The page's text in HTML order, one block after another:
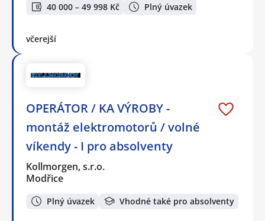
40 000 – 49 998 Kč Plný úvazek
včerejší
OPERÁTOR / KA VÝROBY -
montáž elektromotorů / volné
víkendy - I pro absolventy
Kollmorgen, s.r.o.
Modřice
Plný úvazek Vhodné také pro absolventy